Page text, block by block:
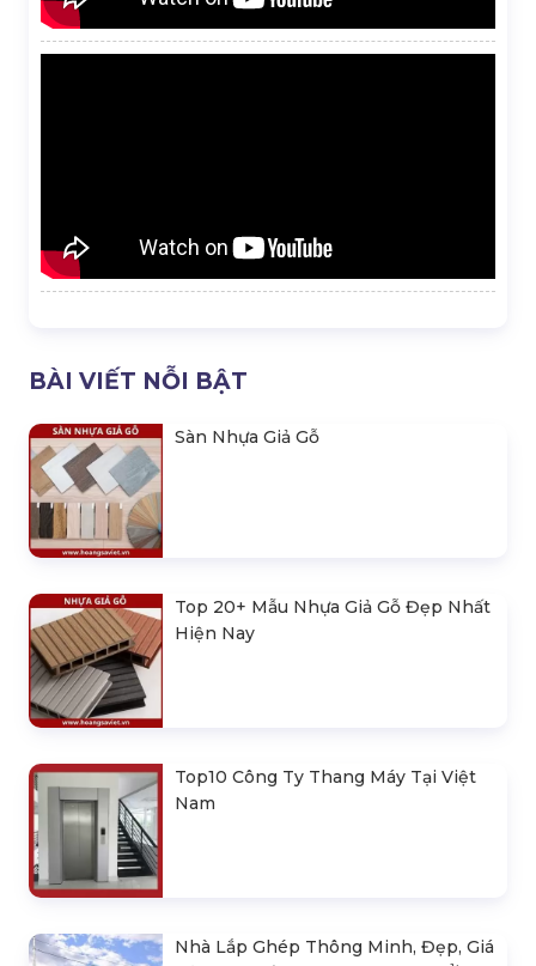
BÀI VIẾT NỖI BẬT
Sàn Nhựa Giả Gỗ
Top 20+ Mẫu Nhựa Giả Gỗ Đẹp Nhất
Hiện Nay
Top10 Công Ty Thang Máy Tại Việt
Nam
Nhà Lắp Ghép Thông Minh, Đẹp, Giá